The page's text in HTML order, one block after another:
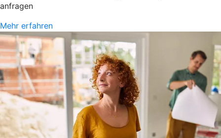
anfragen
Mehr erfahren